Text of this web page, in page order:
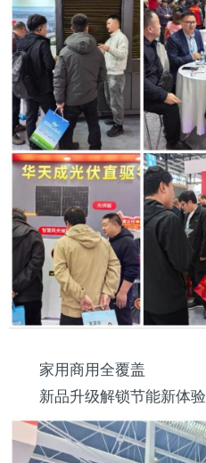
家用商用全覆盖
新品升级解锁节能新体验